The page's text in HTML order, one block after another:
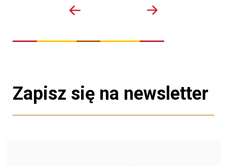
Zapisz się na newsletter